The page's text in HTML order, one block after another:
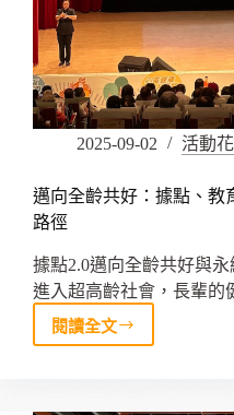
關
懷
為
每
一
天
力
2025-09-02 活動
邁向全齡共好：據點、教
路徑
據點2.0邁向全齡共好與
進入超高齡社會，長輩
閱讀全文
邁